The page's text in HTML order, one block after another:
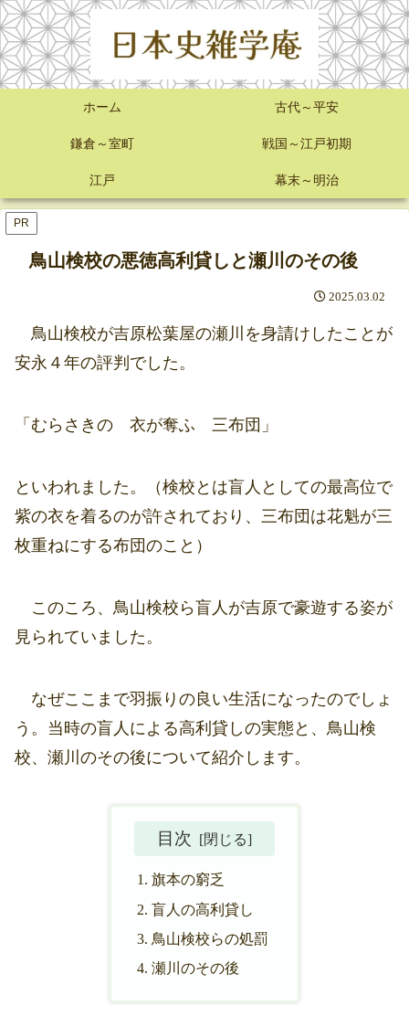
ホーム 古代～平安
鎌倉～室町 戦国～江戸初期
江戸 幕末～明治
PR
鳥山検校の悪徳高利貸しと瀬川のその後
2025.03.02
鳥山検校が吉原松葉屋の瀬川を身請けしたことが
安永４年の評判でした。
「むらさきの 衣が奪ふ 三布団」
といわれました。（検校とは盲人としての最高位で
紫の衣を着るのが許されており、三布団は花魁が三
枚重ねにする布団のこと）
このころ、鳥山検校ら盲人が吉原で豪遊する姿が
見られていました。
なぜここまで羽振りの良い生活になったのでしょ
う。当時の盲人による高利貸しの実態と、鳥山検
校、瀬川のその後について紹介します。
目次
旗本の窮乏
盲人の高利貸し
鳥山検校らの処罰
瀬川のその後